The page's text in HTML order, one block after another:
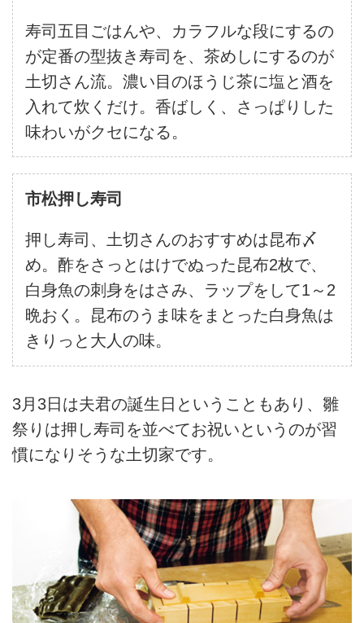
寿司五目ごはんや、カラフルな段にするの
が定番の型抜き寿司を、茶めしにするのが
土切さん流。濃い目のほうじ茶に塩と酒を
入れて炊くだけ。香ばしく、さっぱりした
味わいがクセになる。
市松押し寿司
押し寿司、土切さんのおすすめは昆布〆
め。酢をさっとはけでぬった昆布2枚で、
白身魚の刺身をはさみ、ラップをして1～2
晩おく。昆布のうま味をまとった白身魚は
きりっと大人の味。
3月3日は夫君の誕生日ということもあり、雛
祭りは押し寿司を並べてお祝いというのが習
慣になりそうな土切家です。